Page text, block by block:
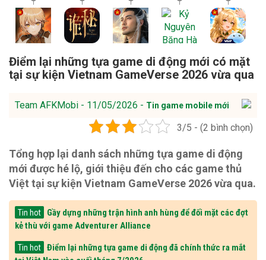
Điểm lại những tựa game di động mới có mặt
tại sự kiện Vietnam GameVerse 2026 vừa qua
Team AFKMobi - 11/05/2026 - Tin game mobile mới
3/5 - (2 bình chọn)
Tổng hợp lại danh sách những tựa game di động
mới được hé lộ, giới thiệu đến cho các game thủ
Việt tại sự kiện Vietnam GameVerse 2026 vừa qua.
Tin hot
Gầy dựng những trận hình anh hùng để đối mặt các đợt
kẻ thù với game Adventurer Alliance
Tin hot
Điểm lại những tựa game di động đã chính thức ra mắt